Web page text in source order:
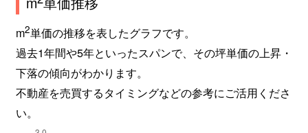
m2単価の推移を表したグラフです。
過去1年間や5年といったスパンで、その坪単価の上昇・
下落の傾向がわかります。
不動産を売買するタイミングなどの参考にご活用くださ
い。